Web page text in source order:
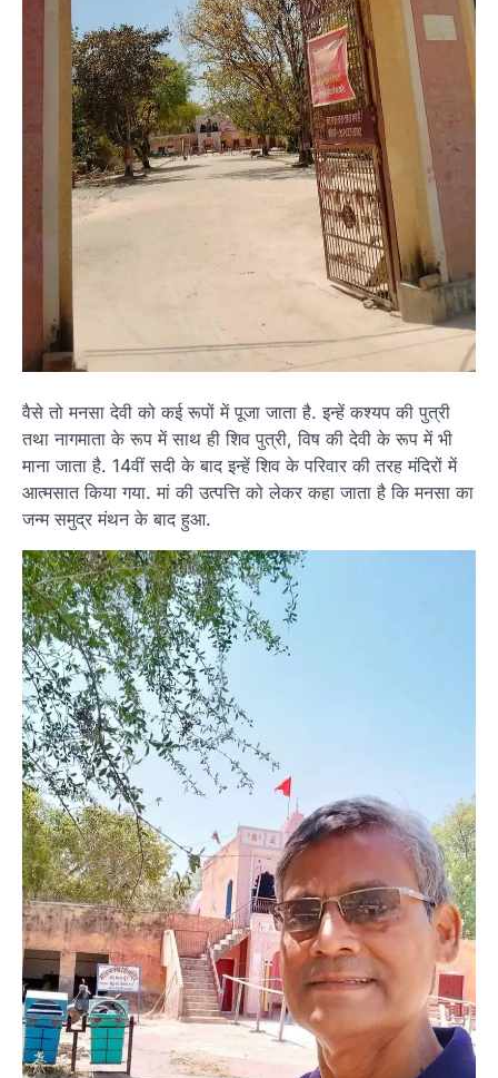
वैसे तो मनसा देवी को कई रूपों में पूजा जाता है. इन्हें कश्यप की पुत्री
तथा नागमाता के रूप में साथ ही शिव पुत्री, विष की देवी के रूप में भी
माना जाता है. 14वीं सदी के बाद इन्हें शिव के परिवार की तरह मंदिरों में
आत्मसात किया गया. मां की उत्पत्ति को लेकर कहा जाता है कि मनसा का
जन्म समुद्र मंथन के बाद हुआ.